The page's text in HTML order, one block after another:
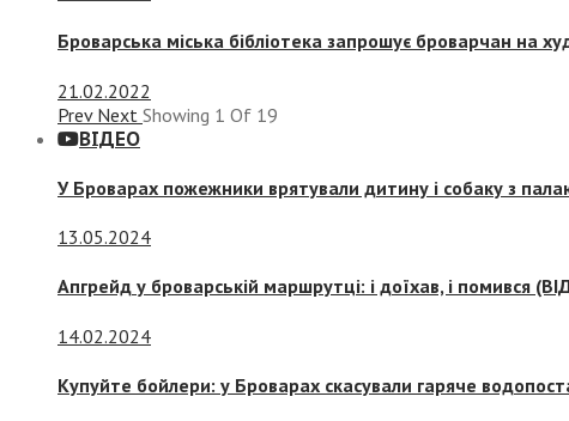
Броварська міська бібліотека запрошує броварчан на
21.02.2022
Prev Next Showing 1 Of 19
ВІДЕО
У Броварах пожежники врятували дитину і собаку з
13.05.2024
Апгрейд у броварській маршрутці: і доїхав, і помився
14.02.2024
Купуйте бойлери: у Броварах скасували гаряче